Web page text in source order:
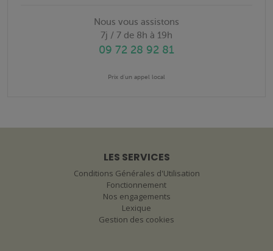
Nous vous assistons
7j / 7 de 8h à 19h
09 72 28 92 81
Prix d'un appel local
LES SERVICES
Conditions Générales d'Utilisation
Fonctionnement
Nos engagements
Lexique
Gestion des cookies